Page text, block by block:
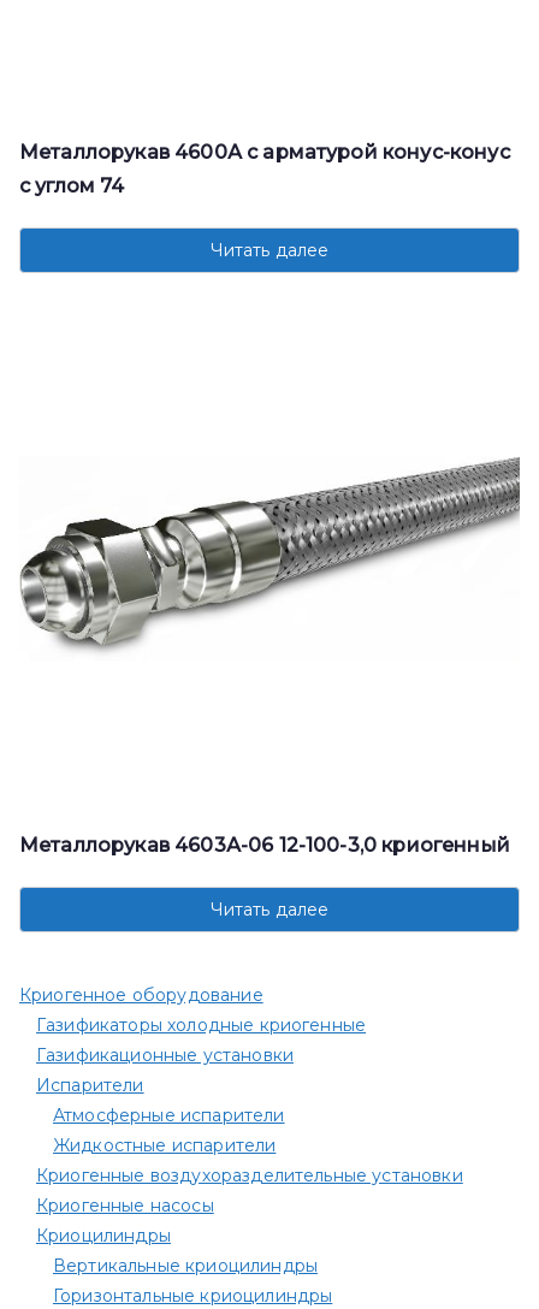
Металлорукав 4600А с арматурой конус-конус
с углом 74
Читать далее
Металлорукав 4603А-06 12-100-3,0 криогенный
Читать далее
Криогенное оборудование
Газификаторы холодные криогенные
Газификационные установки
Испарители
Атмосферные испарители
Жидкостные испарители
Криогенные воздухоразделительные установки
Криогенные насосы
Криоцилиндры
Вертикальные криоцилиндры
Горизонтальные криоцилиндры